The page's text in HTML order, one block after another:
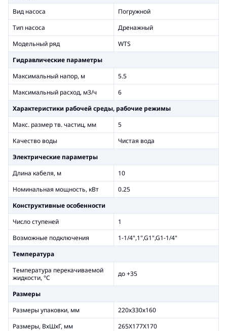
Вид насоса
Погружной
Тип насоса
Дренажный
Модельный ряд
WTS
Гидравлические параметры
Максимальный напор, м
5.5
Максимальный расход, м3/ч
6
Xарактеристики рабочей среды, рабочие режимы
Макс. размер тв. частиц, мм
5
Качество воды
Чистая вода
Электрические параметры
Длина кабеля, м
10
Номинальная мощность, кВт
0.25
Конструктивные особенности
Число ступеней
1
Возможные подключения
1-1/4",1",G1",G1-1/4"
Температура
Температура перекачиваемой
жидкости, °С
до +35
Размеры
Размеры упаковки, мм
220х330х160
Размеры, ВхШхГ, мм
265X177X170